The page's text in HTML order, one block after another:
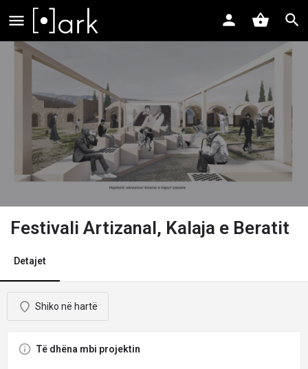
Festivali Artizanal, Kalaja e Beratit
Detajet
Shiko në hartë
Të dhëna mbi projektin